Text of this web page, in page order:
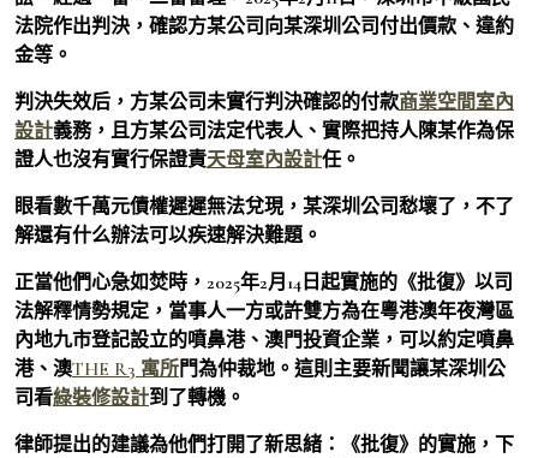
法院作出判決，確認方某公司向某深圳公司付出價款、違約
金等。
判決失效后，方某公司未實行判決確認的付款商業空間室內
設計義務，且方某公司法定代表人、實際把持人陳某作為保
證人也沒有實行保證責天母室內設計任。
眼看數千萬元債權遲遲無法兌現，某深圳公司愁壞了，不了
解還有什么辦法可以疾速解決難題。
正當他們心急如焚時，2025年2月14日起實施的《批復》以司
法解釋情勢規定，當事人一方或許雙方為在粵港澳年夜灣區
內地九市登記設立的噴鼻港、澳門投資企業，可以約定噴鼻
港、澳THE R3 寓所門為仲裁地。這則主要新聞讓某深圳公
司看綠裝修設計到了轉機。
律師提出的建議為他們打開了新思緒：《批復》的實施，下